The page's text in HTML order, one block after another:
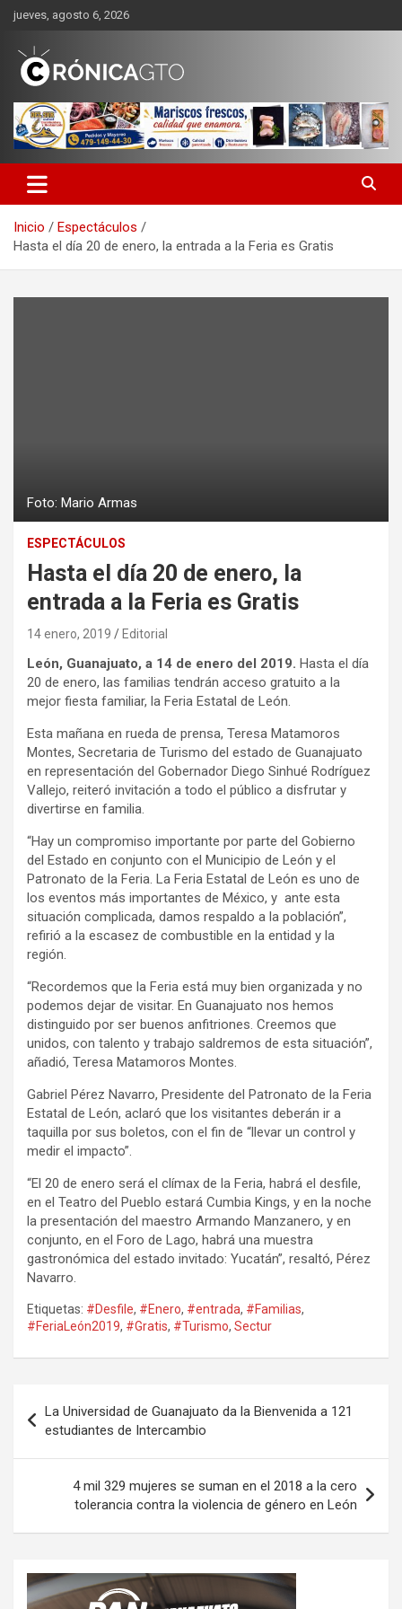
Saltar
contenido
jueves, agosto 6, 2026
CRONICA GUANAJUATO
Inicio
Espectáculos
Hasta el día 20 de enero, la entrada a la Feria es Gratis
Foto: Mario Armas
ESPECTÁCULOS
Hasta el día 20 de enero, la
entrada a la Feria es Gratis
14 enero, 2019 Editorial
León, Guanajuato, a 14 de enero del 2019. Hasta el día
20 de enero, las familias tendrán acceso gratuito a la
mejor fiesta familiar, la Feria Estatal de León.
Esta mañana en rueda de prensa, Teresa Matamoros
Montes, Secretaria de Turismo del estado de Guanajuato
en representación del Gobernador Diego Sinhué Rodríguez
Vallejo, reiteró invitación a todo el público a disfrutar y
divertirse en familia.
“Hay un compromiso importante por parte del Gobierno
del Estado en conjunto con el Municipio de León y el
Patronato de la Feria. La Feria Estatal de León es uno de
los eventos más importantes de México, y ante esta
situación complicada, damos respaldo a la población”,
refirió a la escasez de combustible en la entidad y la
región.
“Recordemos que la Feria está muy bien organizada y no
podemos dejar de visitar. En Guanajuato nos hemos
distinguido por ser buenos anfitriones. Creemos que
unidos, con talento y trabajo saldremos de esta situación”,
añadió, Teresa Matamoros Montes.
Gabriel Pérez Navarro, Presidente del Patronato de la Feria
Estatal de León, aclaró que los visitantes deberán ir a
taquilla por sus boletos, con el fin de “llevar un control y
medir el impacto”.
“El 20 de enero será el clímax de la Feria, habrá el desfile,
en el Teatro del Pueblo estará Cumbia Kings, y en la noche
la presentación del maestro Armando Manzanero, y en
conjunto, en el Foro de Lago, habrá una muestra
gastronómica del estado invitado: Yucatán”, resaltó, Pérez
Navarro.
Etiquetas: #Desfile, #Enero, #entrada, #Familias,
#FeriaLeón2019, #Gratis, #Turismo, Sectur
de
entradas
La Universidad de Guanajuato da la Bienvenida a 121
estudiantes de Intercambio
4 mil 329 mujeres se suman en el 2018 a la cero
tolerancia contra la violencia de género en León